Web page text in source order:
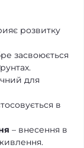
розвитку
засвоюється
для
в
– внесення в